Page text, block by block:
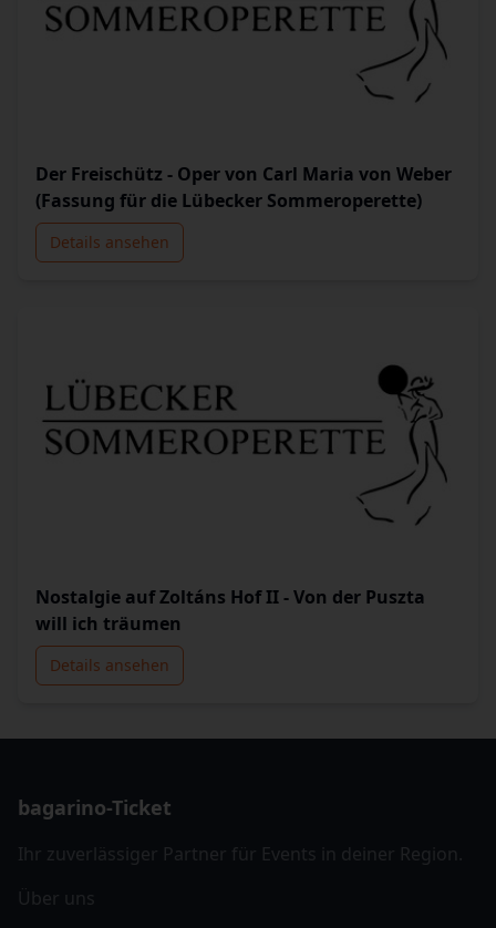
Der Freischütz - Oper von Carl Maria von Weber
(Fassung für die Lübecker Sommeroperette)
Details ansehen
Nostalgie auf Zoltáns Hof II - Von der Puszta
will ich träumen
Details ansehen
bagarino-Ticket
Ihr zuverlässiger Partner für Events in deiner Region.
Über uns